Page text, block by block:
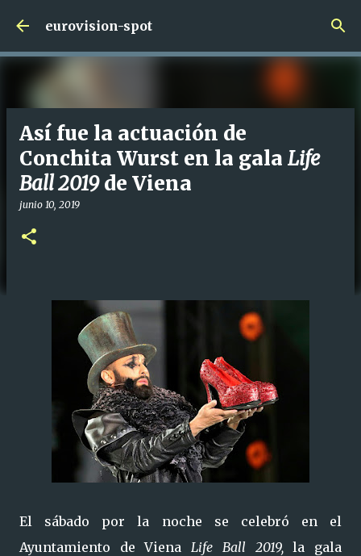
Ir al contenido principal
eurovision-spot
Así fue la actuación de
Conchita Wurst en la gala Life
Ball 2019de Viena
junio 10, 2019
El sábado por la noche se celebró en el
Ayuntamiento de VienaLife Ball 2019,la gala